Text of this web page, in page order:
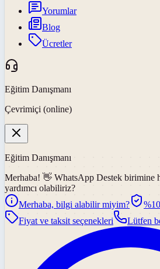
Yorumlar
Blog
Ücretler
Eğitim Danışmanı
Çevrimiçi (online)
Eğitim Danışmanı
Merhaba! 👋 WhatsApp Destek birimine
yardımcı olabiliriz?
Merhaba, bilgi alabilir miyim?
Fiyat ve taksit seçenekleri
Lütfen